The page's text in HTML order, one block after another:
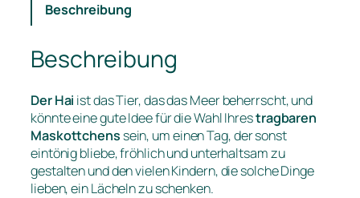
Beschreibung
Beschreibung
Der Hai ist das Tier, das das Meer beherrscht, und
könnte eine gute Idee für die Wahl Ihrestragbaren
Maskottchens sein, um einen Tag, der sonst
eintönig bliebe, fröhlich und unterhaltsam zu
gestalten und den vielen Kindern, die solche Dinge
lieben, ein Lächeln zu schenken.